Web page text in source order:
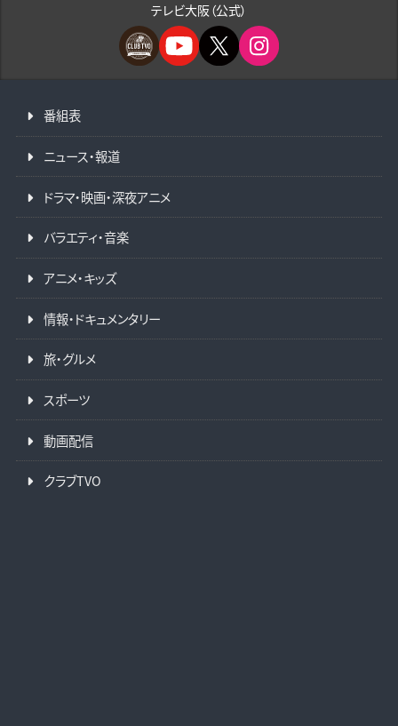
テレビ大阪（公式）
番組表
ニュース・報道
ドラマ・映画・深夜アニメ
バラエティ・音楽
アニメ・キッズ
情報・ドキュメンタリー
旅・グルメ
スポーツ
動画配信
クラブTVO